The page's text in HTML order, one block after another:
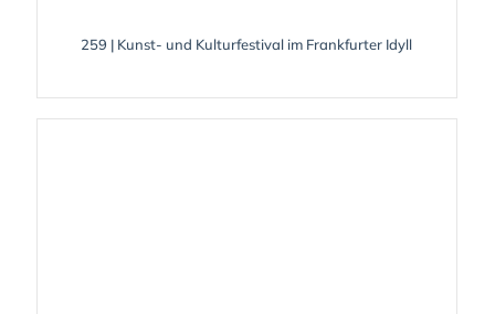
259 | Kunst- und Kulturfestival im Frankfurter Idyll